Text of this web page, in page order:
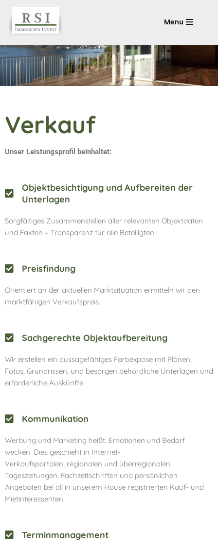
Zum
springen
Menu
Verkauf
Unser Leistungsprofil beinhaltet:
Objektbesichtigung und Aufbereiten der
Unterlagen
Sorgfältiges Zusammenstellen aller relevanten Objektdaten
und Fakten – Transparenz für alle Beteiligten.
Preisfindung
Orientiert an der aktuellen Marktsituation ermitteln wir den
marktfähigen Verkaufspreis.
Sachgerechte Objektaufbereitung
Wir erstellen ein aussagefähiges Farbexpose mit Plänen,
Fotos, Grundrissen, und besorgen behördliche Unterlagen und
erforderliche Auskünfte.
Kommunikation
Werbung und Marketing heißt: Emotionen und Bedarf
wecken. Dies geschieht in Internet-
Verkaufsportalen, regionalen und überregionalen
Tageszeitungen, Fachzeitschriften und persönlichen
Angeboten bei all in unserem Hause registrierten Kauf- und
Mietinteressenten.
Terminmanagement